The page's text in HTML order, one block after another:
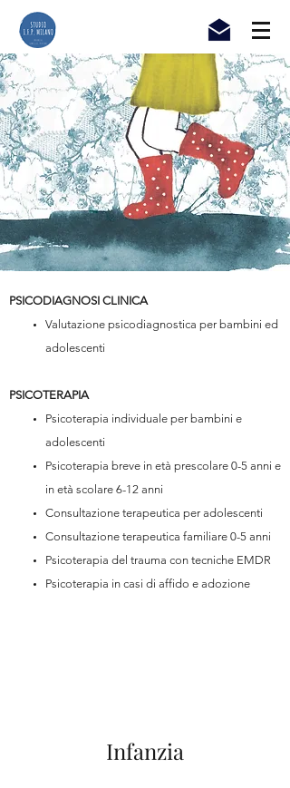
PSICODIAGNOSI CLINICA
Valutazione psicodiagnostica per bambini ed
adolescenti
PSICOTERAPIA
Psicoterapia individuale per bambini e
adolescenti
Psicoterapia breve in età prescolare 0-5 anni e
in età scolare 6-12 anni
Consultazione terapeutica per adolescenti
Consultazione terapeutica familiare 0-5 anni
Psicoterapia del trauma con tecniche EMDR
Psicoterapia in casi di affido e adozione
Infanzia